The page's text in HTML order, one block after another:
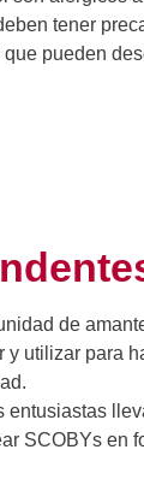
tener
pueden
de
y utilizar para
entusiastas
SCOBYs en